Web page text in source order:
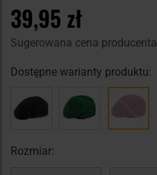
39,95 zł
Sugerowana cena producenta
Dostępne warianty produktu:
Rozmiar: